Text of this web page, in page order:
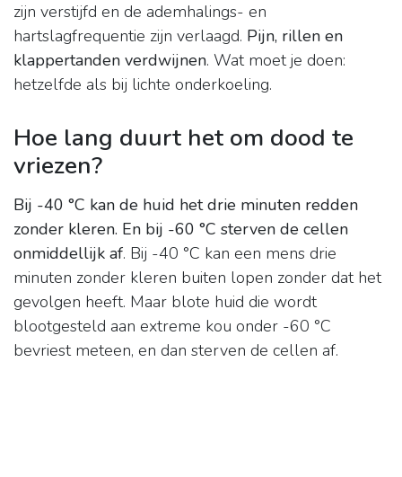
zijn verstijfd en de ademhalings- en
hartslagfrequentie zijn verlaagd. Pijn, rillen en
klappertanden verdwijnen. Wat moet je doen:
hetzelfde als bij lichte onderkoeling.
Hoe lang duurt het om dood te
vriezen?
Bij -40 °C kan de huid het drie minuten redden
zonder kleren. En bij -60 °C sterven de cellen
onmiddellijk af. Bij -40 °C kan een mens drie
minuten zonder kleren buiten lopen zonder dat het
gevolgen heeft. Maar blote huid die wordt
blootgesteld aan extreme kou onder -60 °C
bevriest meteen, en dan sterven de cellen af.